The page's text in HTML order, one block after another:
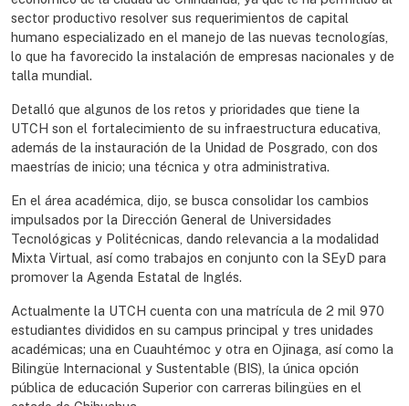
sector productivo resolver sus requerimientos de capital
humano especializado en el manejo de las nuevas tecnologías,
lo que ha favorecido la instalación de empresas nacionales y de
talla mundial.
Detalló que algunos de los retos y prioridades que tiene la
UTCH son el fortalecimiento de su infraestructura educativa,
además de la instauración de la Unidad de Posgrado, con dos
maestrías de inicio; una técnica y otra administrativa.
En el área académica, dijo, se busca consolidar los cambios
impulsados por la Dirección General de Universidades
Tecnológicas y Politécnicas, dando relevancia a la modalidad
Mixta Virtual, así como trabajos en conjunto con la SEyD para
promover la Agenda Estatal de Inglés.
Actualmente la UTCH cuenta con una matrícula de 2 mil 970
estudiantes divididos en su campus principal y tres unidades
académicas; una en Cuauhtémoc y otra en Ojinaga, así como la
Bilingüe Internacional y Sustentable (BIS), la única opción
pública de educación Superior con carreras bilingües en el